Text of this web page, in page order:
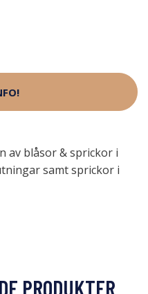
av blåsor & sprickor i
samt sprickor i
PRODUKTER